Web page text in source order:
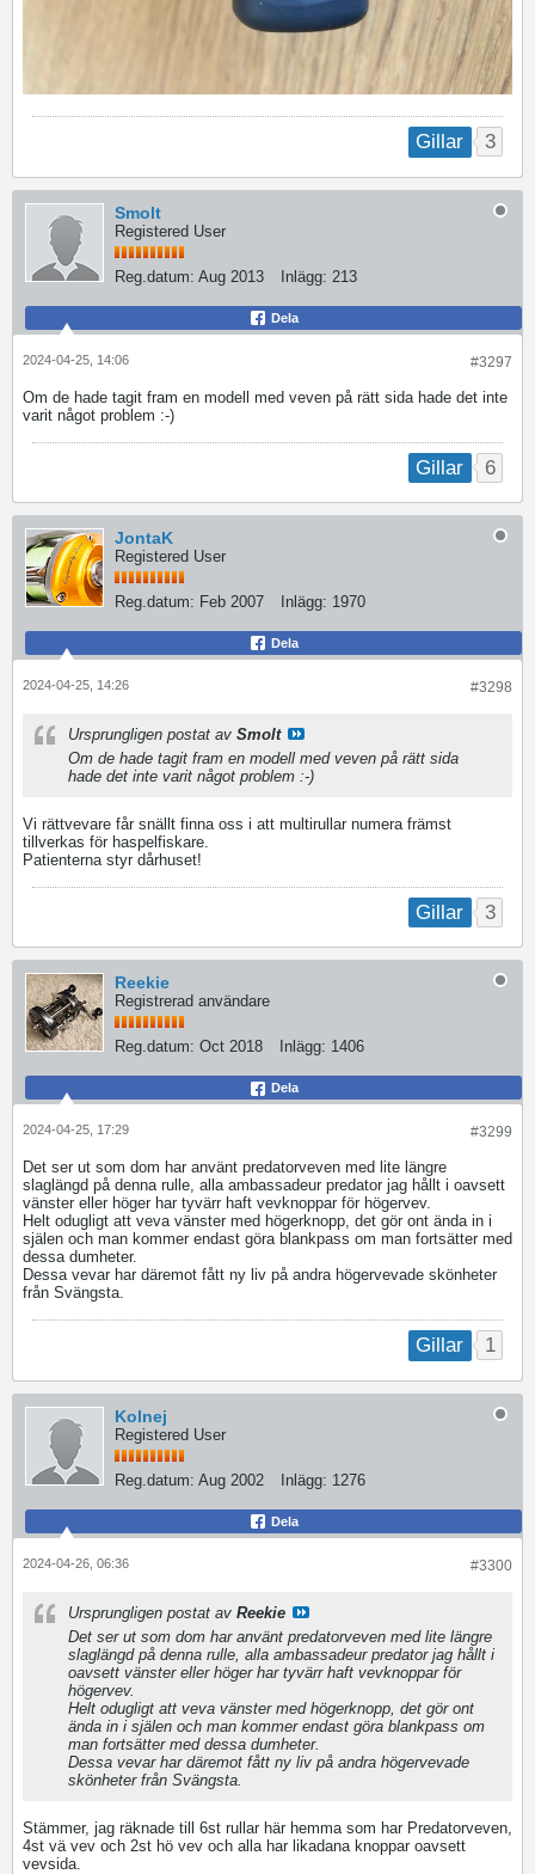
Gillar 3
Smolt
Registered User
Reg.datum: Aug 2013 Inlägg: 213
Dela
#3297
2024-04-25, 14:06
Om de hade tagit fram en modell med veven på rätt sida hade det inte
varit något problem :-)
Gillar 6
JontaK
Registered User
Reg.datum: Feb 2007 Inlägg: 1970
Dela
#3298
2024-04-25, 14:26
Ursprungligen postat av Smolt
Om de hade tagit fram en modell med veven på rätt sida
hade det inte varit något problem :-)
Vi rättvevare får snällt finna oss i att multirullar numera främst
tillverkas för haspelfiskare.
Patienterna styr dårhuset!
Gillar 3
Reekie
Registrerad användare
Reg.datum: Oct 2018 Inlägg: 1406
Dela
#3299
2024-04-25, 17:29
Det ser ut som dom har använt predatorveven med lite längre
slaglängd på denna rulle, alla ambassadeur predator jag hållt i oavsett
vänster eller höger har tyvärr haft vevknoppar för högervev.
Helt odugligt att veva vänster med högerknopp, det gör ont ända in i
själen och man kommer endast göra blankpass om man fortsätter med
dessa dumheter.
Dessa vevar har däremot fått ny liv på andra högervevade skönheter
från Svängsta.
Gillar 1
Kolnej
Registered User
Reg.datum: Aug 2002 Inlägg: 1276
Dela
#3300
2024-04-26, 06:36
Ursprungligen postat av Reekie
Det ser ut som dom har använt predatorveven med lite längre
slaglängd på denna rulle, alla ambassadeur predator jag hållt i
oavsett vänster eller höger har tyvärr haft vevknoppar för
högervev.
Helt odugligt att veva vänster med högerknopp, det gör ont
ända in i själen och man kommer endast göra blankpass om
man fortsätter med dessa dumheter.
Dessa vevar har däremot fått ny liv på andra högervevade
skönheter från Svängsta.
Stämmer, jag räknade till 6st rullar här hemma som har Predatorveven,
4st vä vev och 2st hö vev och alla har likadana knoppar oavsett
vevsida.